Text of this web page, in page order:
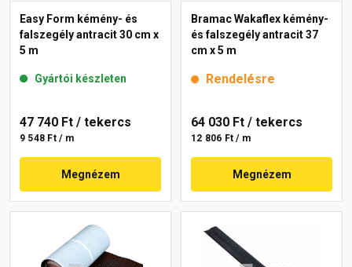
Easy Form kémény- és
falszegély antracit 30 cm x
5 m
Gyártói készleten
47 740 Ft / tekercs
9 548 Ft / m
Megnézem
Bramac Wakaflex kémény-
és falszegély antracit 37
cm x 5 m
Rendelésre
64 030 Ft / tekercs
12 806 Ft / m
Megnézem